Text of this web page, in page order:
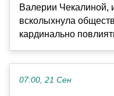
Валерии Чекалиной,
всколыхнула
кардинально
07:00, 21 Сен